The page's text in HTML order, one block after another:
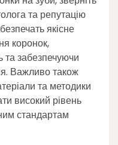
та репутацію
якісне
коронок,
та забезпечуючи
Важливо також
та методики
високий рівень
стандартам